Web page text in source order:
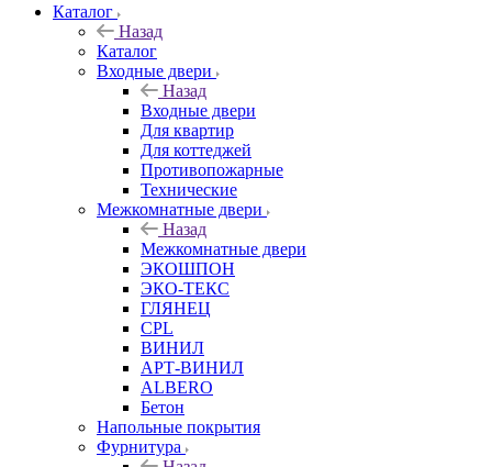
Каталог
Назад
Каталог
Входные двери
Назад
Входные двери
Для квартир
Для коттеджей
Противопожарные
Технические
Межкомнатные двери
Назад
Межкомнатные двери
ЭКОШПОН
ЭКО-ТЕКС
ГЛЯНЕЦ
CPL
ВИНИЛ
АРТ-ВИНИЛ
ALBERO
Бетон
Напольные покрытия
Фурнитура